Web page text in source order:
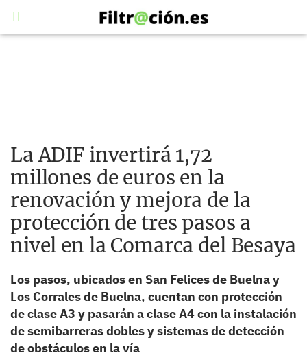
La ADIF invertirá 1,72
millones de euros en la
renovación y mejora de la
protección de tres pasos a
nivel en la Comarca del Besaya
Los pasos, ubicados en San Felices de Buelna y
Los Corrales de Buelna, cuentan con protección
de clase A3 y pasarán a clase A4 con la instalación
de semibarreras dobles y sistemas de detección
de obstáculos en la vía